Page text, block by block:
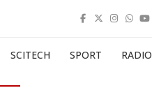
SCITECH SPORT RADIO